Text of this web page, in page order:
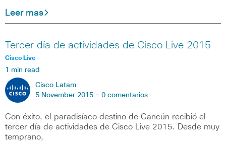
Leer mas
Tercer día de actividades de Cisco Live 2015
Cisco Live
1 min read
Cisco Latam
5 November 2015 - 0 comentarios
Con éxito, el paradisíaco destino de Cancún recibió el
tercer día de actividades de Cisco Live 2015. Desde muy
temprano,